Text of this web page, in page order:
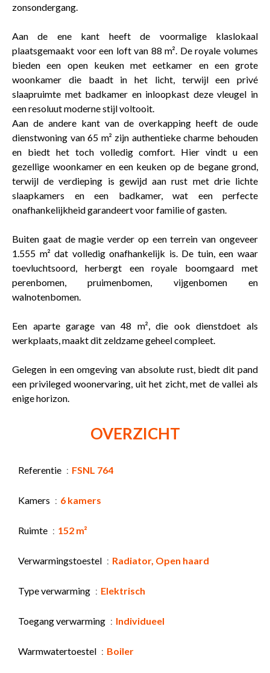
zonsondergang.
Aan de ene kant heeft de voormalige klaslokaal
plaatsgemaakt voor een loft van 88 m². De royale volumes
bieden een open keuken met eetkamer en een grote
woonkamer die baadt in het licht, terwijl een privé
slaapruimte met badkamer en inloopkast deze vleugel in
een resoluut moderne stijl voltooit.
Aan de andere kant van de overkapping heeft de oude
dienstwoning van 65 m² zijn authentieke charme behouden
en biedt het toch volledig comfort. Hier vindt u een
gezellige woonkamer en een keuken op de begane grond,
terwijl de verdieping is gewijd aan rust met drie lichte
slaapkamers en een badkamer, wat een perfecte
onafhankelijkheid garandeert voor familie of gasten.
Buiten gaat de magie verder op een terrein van ongeveer
1.555 m² dat volledig onafhankelijk is. De tuin, een waar
toevluchtsoord, herbergt een royale boomgaard met
perenbomen, pruimenbomen, vijgenbomen en
walnotenbomen.
Een aparte garage van 48 m², die ook dienstdoet als
werkplaats, maakt dit zeldzame geheel compleet.
Gelegen in een omgeving van absolute rust, biedt dit pand
een privileged woonervaring, uit het zicht, met de vallei als
enige horizon.
OVERZICHT
Referentie FSNL 764
Kamers 6 kamers
Ruimte 152 m²
Verwarmingstoestel Radiator, Open haard
Type verwarming Elektrisch
Toegang verwarming Individueel
Warmwatertoestel Boiler